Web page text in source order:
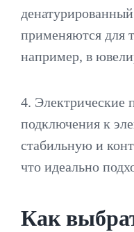
применяются для
например, в
4. Электрические
подключения к
стабильную и
что идеально
Как